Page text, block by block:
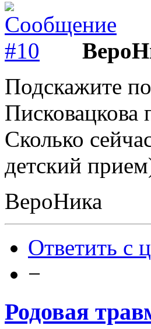
Подскажите
Писковацкова
Сколько
детский
ВероНика
Ответить с
−
Родовая